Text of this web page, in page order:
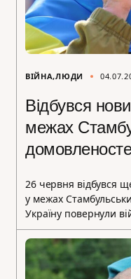
ВІЙНА ЛЮДИ
Відбувся
межах
26 червня відбувся
у межах
Україну повернули